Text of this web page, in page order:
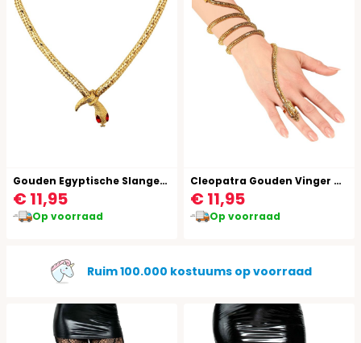
Gouden Egyptische Slangen Ketting
€ 11,95
Op voorraad
Cleopatra Gouden Vinger Armband
€ 11,95
Op voorraad
Gratis verzending vanaf €49,95